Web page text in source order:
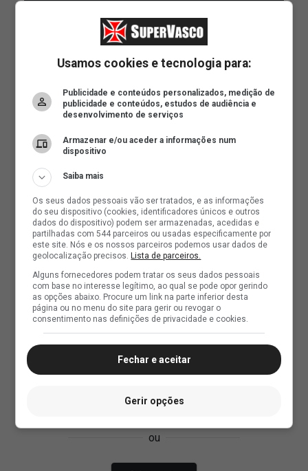
Usamos cookies e tecnologia para:
Publicidade e conteúdos personalizados, medição de
publicidade e conteúdos, estudos de audiência e
desenvolvimento de serviços
Armazenar e/ou aceder a informações num
dispositivo
Saiba mais
Os seus dados pessoais vão ser tratados, e as informações
do seu dispositivo (cookies, identificadores únicos e outros
dados do dispositivo) podem ser armazenadas, acedidas e
partilhadas com 544 parceiros ou usadas especificamente por
este site. Nós e os nossos parceiros podemos usar dados de
geolocalização precisos.Lista de parceiros.
Alguns fornecedores podem tratar os seus dados pessoais
com base no interesse legítimo, ao qual se pode opor gerindo
as opções abaixo. Procure um link na parte inferior desta
página ou no menu do site para gerir ou revogar o
consentimento nas definições de privacidade e cookies.
Fechar e aceitar
Gerir opções